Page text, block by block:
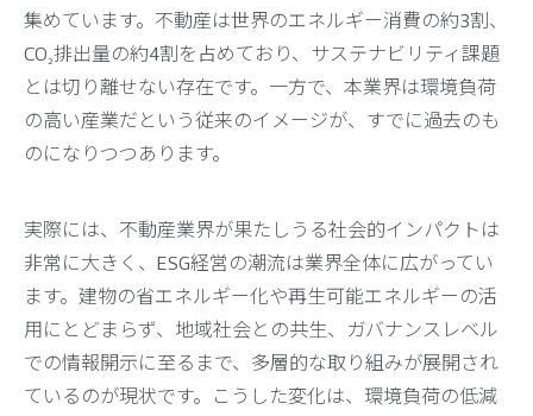
集めています。不動産は世界のエネルギー消費の約3割、
CO₂排出量の約4割を占めており、サステナビリティ課題
とは切り離せない存在です。一方で、本業界は環境負荷
の高い産業だという従来のイメージが、すでに過去のも
のになりつつあります。
実際には、不動産業界が果たしうる社会的インパクトは
非常に大きく、ESG経営の潮流は業界全体に広がってい
ます。建物の省エネルギー化や再生可能エネルギーの活
用にとどまらず、地域社会との共生、ガバナンスレベル
での情報開示に至るまで、多層的な取り組みが展開され
ているのが現状です。こうした変化は、環境負荷の低減